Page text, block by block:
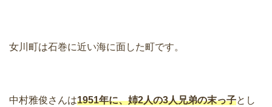
女川町は石巻に近い海に面した町です。
中村雅俊さんは1951年に、姉2人の3人兄弟の末っ子とし